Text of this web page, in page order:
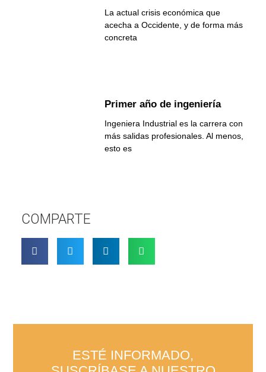
La actual crisis económica que
acecha a Occidente, y de forma más
concreta
Primer año de ingeniería
Ingeniera Industrial es la carrera con
más salidas profesionales. Al menos,
esto es
COMPARTE
ESTÉ INFORMADO,